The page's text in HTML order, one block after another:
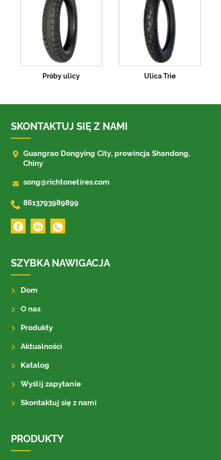
Próby ulicy Ulica Trie
SKONTAKTUJ SIĘ Z NAMI
 Guangrao Dongying City, prowincja Shandong,
Chiny
 song@richtonetires.com
 8613793989899
SZYBKA NAWIGACJA
Dom
O nas
Produkty
Aktualności
Katalog
Wyślij zapytanie
Skontaktuj się z nami
PRODUKTY